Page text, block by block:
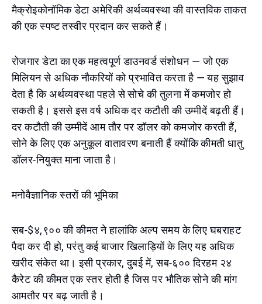
मैक्रोइकोनॉमिक डेटा अमेरिकी अर्थव्यवस्था की वास्तविक ताकत
की एक स्पष्ट तस्वीर प्रदान कर सकते हैं।
रोजगार डेटा का एक महत्वपूर्ण डाउनवर्ड संशोधन — जो एक
मिलियन से अधिक नौकरियों को प्रभावित करता है — यह सुझाव
देता है कि अर्थव्यवस्था पहले से सोचे की तुलना में कमजोर हो
सकती है। इससे इस वर्ष अधिक दर कटौती की उम्मीदें बढ़ती हैं।
दर कटौती की उम्मीदें आम तौर पर डॉलर को कमजोर करती हैं,
सोने के लिए एक अनुकूल वातावरण बनाती हैं क्योंकि कीमती धातु
डॉलर-नियुक्त माना जाता है।
मनोवैज्ञानिक स्तरों की भूमिका
सब-$४,९०० की कीमत ने हालांकि अल्प समय के लिए घबराहट
पैदा कर दी हो, परंतु कई बाजार खिलाड़ियों के लिए यह अधिक
खरीद संकेत था। इसी प्रकार, दुबई में, सब-६०० दिरहम २४
कैरेट की कीमत एक स्तर होती है जिस पर भौतिक सोने की मांग
आमतौर पर बढ़ जाती है।